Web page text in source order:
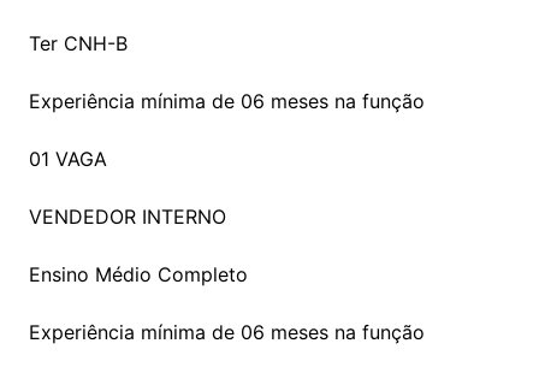
Ter CNH-B
Experiência mínima de 06 meses na função
01 VAGA
VENDEDOR INTERNO
Ensino Médio Completo
Experiência mínima de 06 meses na função